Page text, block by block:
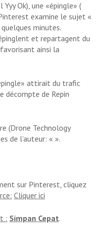
Ok), une «épingle» (
examine le sujet «
minutes.
et repartagent du
ainsi la
attirait du trafic
décompte de Repin
(Drone Technology
de l’auteur: « ».
sur Pinterest, cliquez
Cliquer ici
: Simpan Cepat.